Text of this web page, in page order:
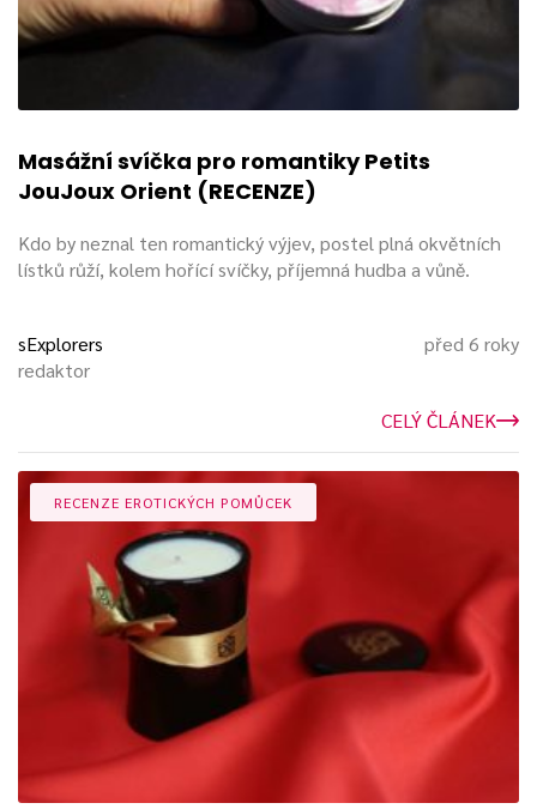
Masážní svíčka pro romantiky Petits
JouJoux Orient (RECENZE)
Kdo by neznal ten romantický výjev, postel plná okvětních
lístků růží, kolem hořící svíčky, příjemná hudba a vůně.
sExplorers
redaktor
před 6 roky
CELÝ ČLÁNEK
RECENZE EROTICKÝCH POMŮCEK